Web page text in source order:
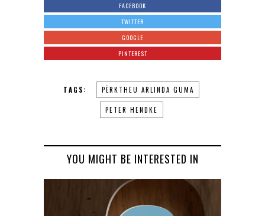
FACEBOOK
TWITTER
GOOGLE
PINTEREST
TAGS: PËRKTHEU ARLINDA GUMA
PETER HENDKE
YOU MIGHT BE INTERESTED IN